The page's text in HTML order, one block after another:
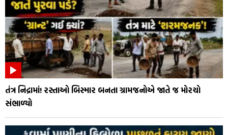
તંત્ર નિદ્રામાં! રસ્તાઓ બિસ્માર બનતા ગ્રામજનોએ જાતે જ મોરચો
સંભાળ્યો